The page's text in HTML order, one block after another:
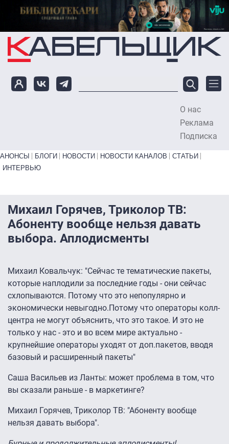
Перейти к основному содержанию
О нас
Реклама
Подписка
Primary links bottom
АНОНСЫ БЛОГИ НОВОСТИ НОВОСТИ КАНАЛОВ
СТАТЬИ
ИНТЕРВЬЮ
Михаил Горячев, Триколор ТВ:
Абоненту вообще нельзя давать
выбора. Аплодисменты
Михаил Ковальчук: "Сейчас те тематические пакеты,
которые наплодили за последние годы - они сейчас
схлопываются. Потому что это непопулярно и
экономически невыгодно.Потому что операторы колл-
центра не могут объяснить, что это такое. И это не
только у нас - это и во всем мире актуально -
крупнейшие операторы уходят от доп.пакетов, вводя
базовый и расширенный пакеты"
Саша Васильев из Ланты: может проблема в том, что
вы сказали раньше - в маркетинге?
Михаил Горячев, Триколор ТВ: "Абоненту вообще
нельзя давать выбора".